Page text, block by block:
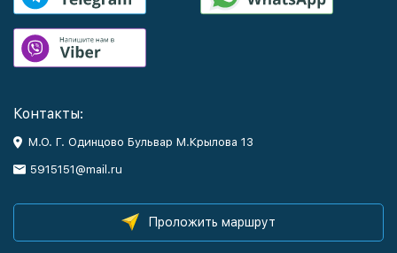
Контакты:
М.О. Г. Одинцово Бульвар М.Крылова 13
5915151@mail.ru
Проложить маршрут